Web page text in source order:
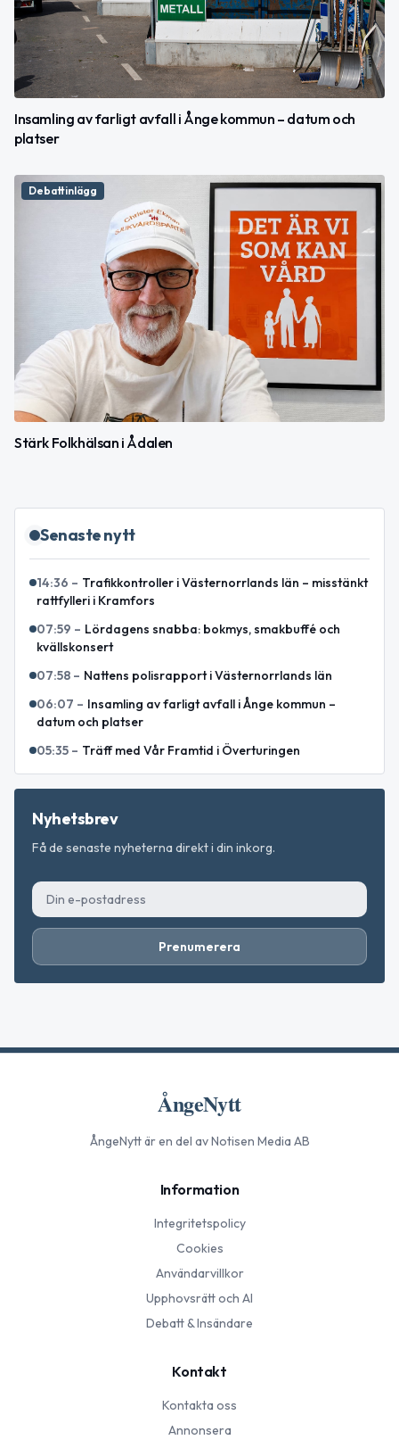
Insamling av farligt avfall i Ånge kommun – datum och
platser
Debattinlägg
Stärk Folkhälsan i Ådalen
Senaste nytt
14:36 – Trafikkontroller i Västernorrlands län – misstänkt
rattfylleri i Kramfors
07:59 – Lördagens snabba: bokmys, smakbuffé och
kvällskonsert
07:58 – Nattens polisrapport i Västernorrlands län
06:07 – Insamling av farligt avfall i Ånge kommun –
datum och platser
05:35 – Träff med Vår Framtid i Överturingen
Nyhetsbrev
Få de senaste nyheterna direkt i din inkorg.
Prenumerera
ÅngeNytt
ÅngeNyttär en del av Notisen Media AB
Information
Integritetspolicy
Cookies
Användarvillkor
Upphovsrätt och AI
Debatt & Insändare
Kontakt
Kontakta oss
Annonsera